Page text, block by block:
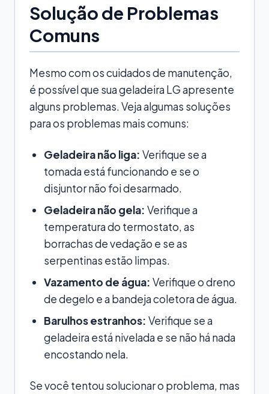
Solução de Problemas
Comuns
Mesmo com os cuidados de manutenção,
é possível que sua geladeira LG apresente
alguns problemas. Veja algumas soluções
para os problemas mais comuns:
Geladeira não liga: Verifique se a
tomada está funcionando e se o
disjuntor não foi desarmado.
Geladeira não gela: Verifique a
temperatura do termostato, as
borrachas de vedação e se as
serpentinas estão limpas.
Vazamento de água: Verifique o dreno
de degelo e a bandeja coletora de água.
Barulhos estranhos: Verifique se a
geladeira está nivelada e se não há nada
encostando nela.
Se você tentou solucionar o problema, mas